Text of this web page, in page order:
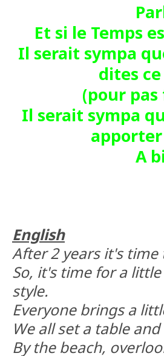
Et si le Temps
Il serait sympa
dites
(pour
Il serait sympa
A
English
After 2 years it's
So, it's time for a
style.
Everyone brings a
We all set a table
By the beach,